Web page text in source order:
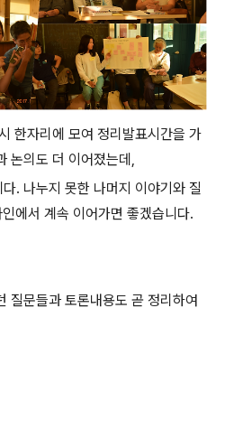
한자리에 모여 정리발표시간을 가
논의도 더 이어졌는데,
. 나누지 못한 나머지 이야기와 질
에서 계속 이어가면 좋겠습니다.
질문들과 토론내용도 곧 정리하여